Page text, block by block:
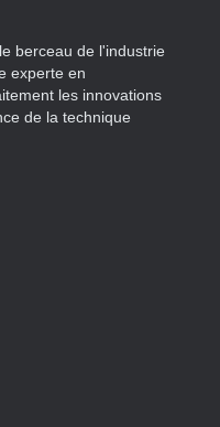
berceau de l'industrie
experte en
les innovations
de la technique